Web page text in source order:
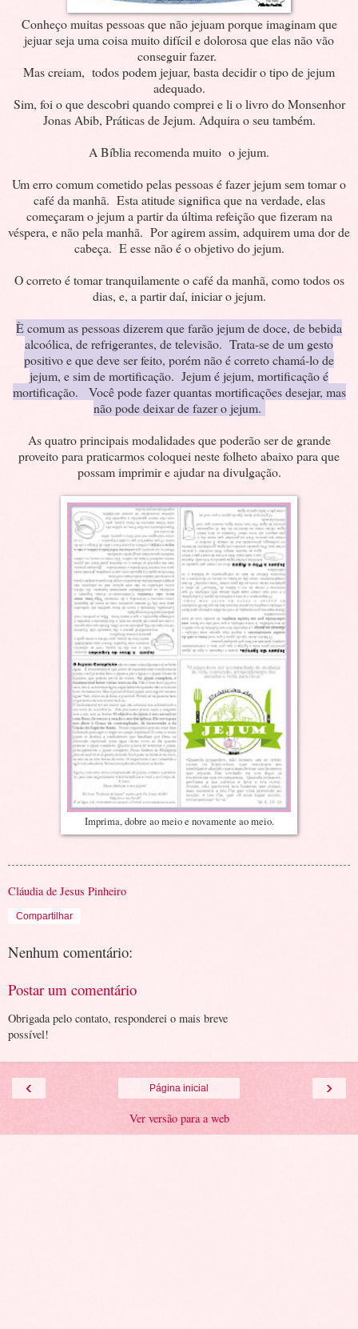
Conheço muitas pessoas que não jejuam porque imaginam que
jejuar seja uma coisa muito difícil e dolorosa que elas não vão
conseguir fazer.
Mas creiam, todos podem jejuar, basta decidir o tipo de jejum
adequado.
Sim, foi o que descobri quando comprei e li o livro do Monsenhor
Jonas Abib, Práticas de Jejum. Adquira o seu também.
A Bíblia recomenda muito o jejum.
Um erro comum cometido pelas pessoas é fazer jejum sem tomar o
café da manhã. Esta atitude significa que na verdade, elas
começaram o jejum a partir da última refeição que fizeram na
véspera, e não pela manhã. Por agirem assim, adquirem uma dor de
cabeça. E esse não é o objetivo do jejum.
O correto é tomar tranquilamente o café da manhã, como todos os
dias, e, a partir daí, iniciar o jejum.
È comum as pessoas dizerem que farão jejum de doce, de bebida
alcoólica, de refrigerantes, de televisão. Trata-se de um gesto
positivo e que deve ser feito, porém não é correto chamá-lo de
jejum, e sim de mortificação. Jejum é jejum, mortificação é
mortificação. Você pode fazer quantas mortificações desejar, mas
não pode deixar de fazer o jejum.
As quatro principais modalidades que poderão ser de grande
proveito para praticarmos coloquei neste folheto abaixo para que
possam imprimir e ajudar na divulgação.
Imprima, dobre ao meio e novamente ao meio.
Cláudia de Jesus Pinheiro
Compartilhar
Nenhum comentário:
Postar um comentário
Obrigada pelo contato, responderei o mais breve
possível!
‹ ›
Página inicial
Ver versão para a web